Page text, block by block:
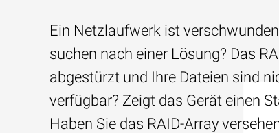
Ein Netzlaufwerk ist
suchen nach einer Lösung? Das
abgestürzt und Ihre Dateien sind
verfügbar? Zeigt das Gerät einen
Haben Sie das RAID-Array